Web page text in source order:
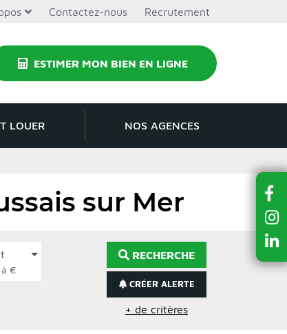
Contactez-nous Recrutement
ESTIMER MON BIEN EN LIGNE
LOUER NOS AGENCES
sur Mer
de 0 € à €
RECHERCHE
CRÉER ALERTE
+ de critères